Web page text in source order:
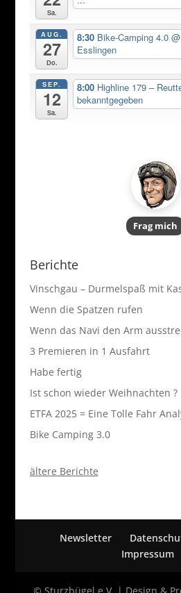
Sa.
AUG.
27
Do.
8:30 Bike-Camping 4.0
Esslingen
SEP.
12
Sa.
8:00 Highline 179 –
bekanntgegeben
Frag mich
Berichte
Vinschgau – Durmelspaß mit
Wenn die Spatzen rufen
Wenn das Navi den Arm
3 Premieren in 1 Ausfahrt
Habe fertig
Ist schon wieder Weihnachten ?
ETFA 2025 = Eine Tolle Fahr
Bike Camping 3.0
ältere Berichte
Newsletter
Impressum
© Sturzbügel e.V. | Design &